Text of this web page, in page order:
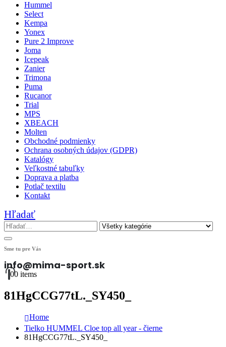
Hummel
Select
Kempa
Yonex
Pure 2 Improve
Joma
Icepeak
Zanier
Trimona
Puma
Rucanor
Trial
MPS
XBEACH
Molten
Obchodné podmienky
Ochrana osobných údajov (GDPR)
Katalógy
Veľkostné tabuľky
Doprava a platba
Potlač textilu
Kontakt
Hľadať
Sme tu pre Vás
info@mima-sport.sk
00 items
81HgCCG77tL._SY450_
Home
Tielko HUMMEL Cloe top all year - čierne
81HgCCG77tL._SY450_